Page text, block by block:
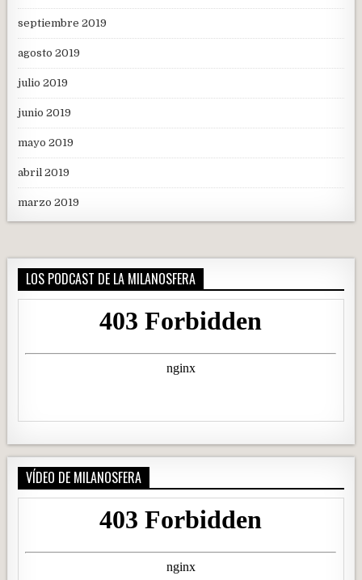
septiembre 2019
agosto 2019
julio 2019
junio 2019
mayo 2019
abril 2019
marzo 2019
LOS PODCAST DE LA MILANOSFERA
VÍDEO DE MILANOSFERA